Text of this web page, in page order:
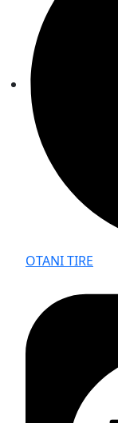
OTANI TIRE